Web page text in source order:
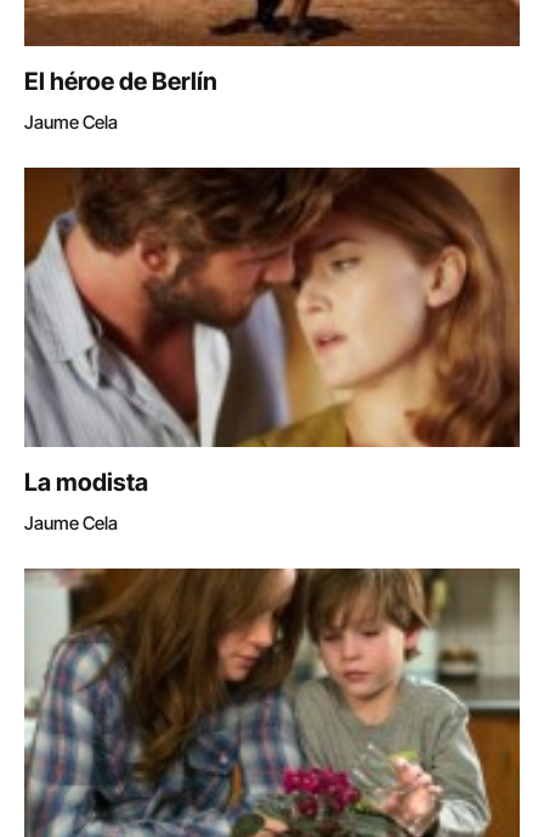
El héroe de Berlín
Jaume Cela
La modista
Jaume Cela